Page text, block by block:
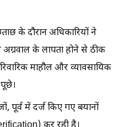
के दौरान अधिकारियों ने
के लापता होने से ठीक
माहौल और व्यावसायिक
पूर्व में दर्ज किए गए बयानों